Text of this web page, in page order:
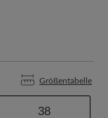
Größentabelle
38